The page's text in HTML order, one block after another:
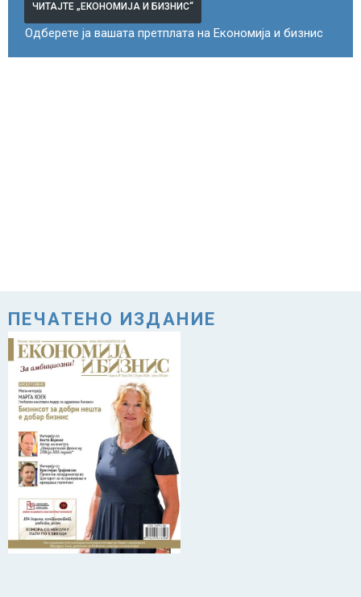
ЧИТАЈТЕ „ЕКОНОМИЈА И БИЗНИС“
Одберете ја вашата претплата на Економија и бизнис
ПЕЧАТЕНО ИЗДАНИЕ